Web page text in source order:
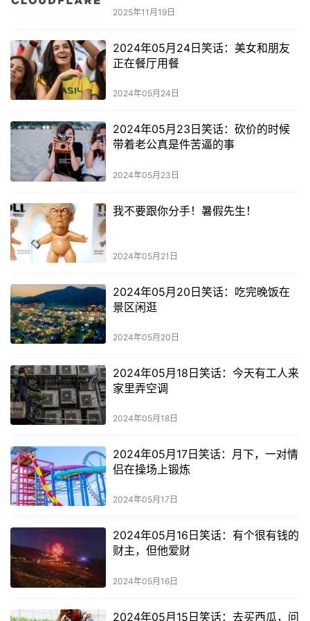
2025年11月19日
2024年05月24日笑话：美女和朋友
正在餐厅用餐
2024年05月24日
2024年05月23日笑话：砍价的时候
带着老公真是件苦逼的事
2024年05月23日
我不要跟你分手！暑假先生！
2024年05月21日
2024年05月20日笑话：吃完晚饭在
景区闲逛
2024年05月20日
2024年05月18日笑话：今天有工人来
家里弄空调
2024年05月18日
2024年05月17日笑话：月下，一对情
侣在操场上锻炼
2024年05月17日
2024年05月16日笑话：有个很有钱的
财主，但他爱财
2024年05月16日
2024年05月15日笑话：去买西瓜，问